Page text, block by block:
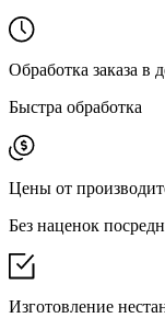
Обработка заказа в
Быстра обработка
Цены от
Без наценок
Изготовление